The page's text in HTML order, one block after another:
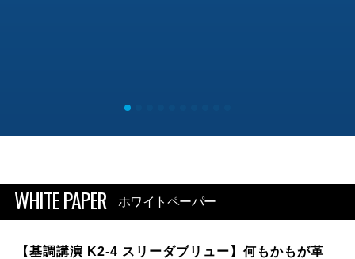
WHITE PAPER ホワイトペーパー
【基調講演 K2-4 スリーダブリュー】何もかもが革